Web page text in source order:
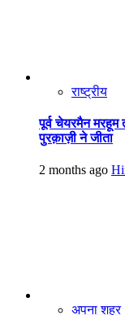
राष्ट्रीय
पूर्व चेयरमैन मरहूम
पुरक़ाज़ी ने जीता
2 months ago
अपना शहर